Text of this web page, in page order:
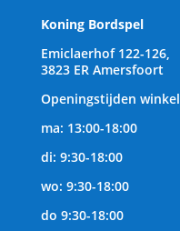
Koning Bordspel
Emiclaerhof 122-126,
3823 ER Amersfoort
Openingstijden winkel
ma: 13:00-18:00
di: 9:30-18:00
wo: 9:30-18:00
do 9:30-18:00